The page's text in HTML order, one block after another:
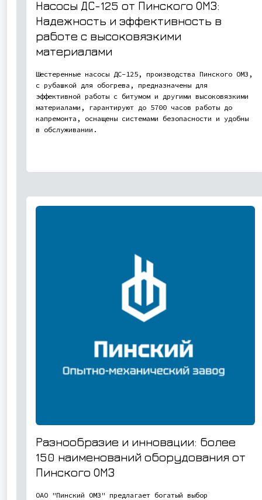
Насосы ДС-125 от Пинского ОМЗ:
Надежность и эффективность в
работе с высоковязкими
материалами
Шестеренные насосы ДС-125, производства Пинского ОМЗ,
с рубашкой для обогрева, предназначены для
эффективной работы с битумом и другими высоковязкими
материалами, гарантируют до 5700 часов работы до
капремонта, оснащены системами безопасности и удобны
в обслуживании.
Разнообразие и инновации: более
150 наименований оборудования от
Пинского ОМЗ
ОАО "Пинский ОМЗ" предлагает богатый выбор